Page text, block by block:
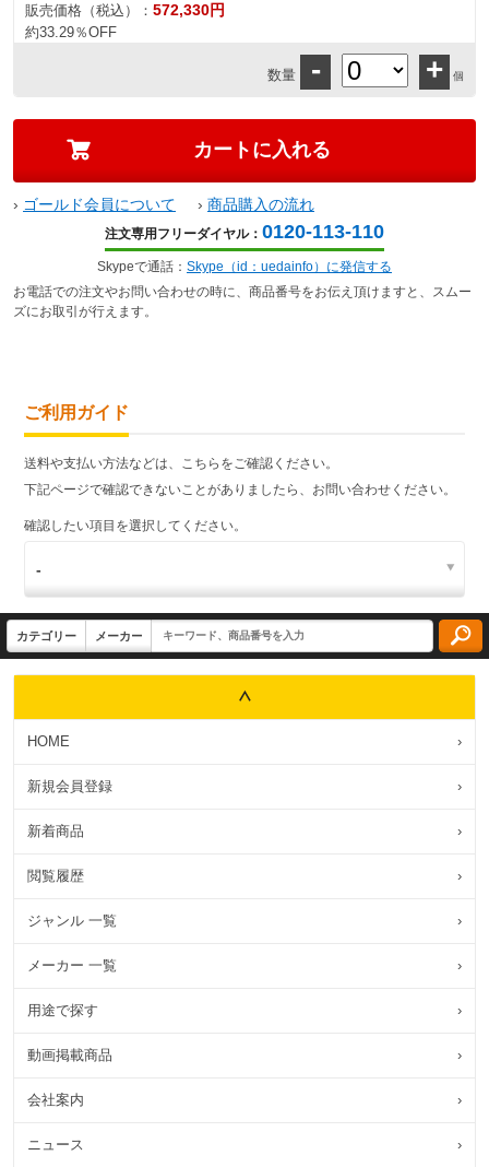
販売価格（税込）： 572,330円
約33.29％OFF
数量 - + 個
› ゴールド会員について › 商品購入の流れ
注文専用フリーダイヤル： 0120-113-110
Skypeで通話： Skype（id：uedainfo）に発信する
お電話での注文やお問い合わせの時に、商品番号をお伝え頂けますと、スムー
ズにお取引が行えます。
ご利用ガイド
送料や支払い方法などは、こちらをご確認ください。
下記ページで確認できないことがありましたら、お問い合わせください。
確認したい項目を選択してください。
HOME ›
新規会員登録 ›
新着商品 ›
閲覧履歴 ›
ジャンル 一覧 ›
メーカー 一覧 ›
用途で探す ›
動画掲載商品 ›
会社案内 ›
ニュース ›